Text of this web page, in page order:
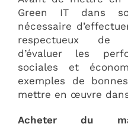
Green IT dans
nécessaire
respectueux de
d’évaluer les
sociales et
exemples de
mettre en œuvre
Acheter du